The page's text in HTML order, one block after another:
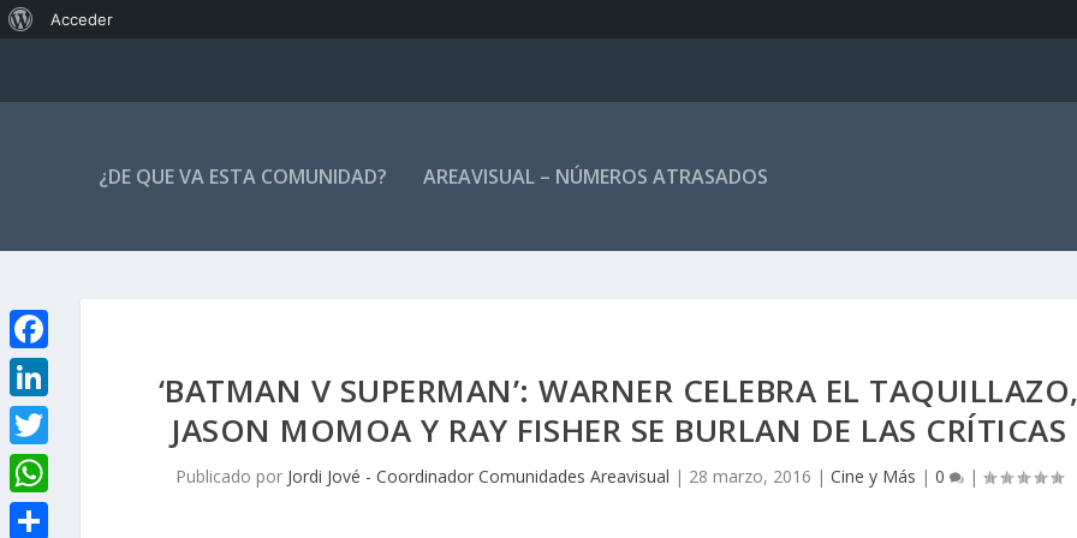
Acerca
Acceder
¿DE QUE VA ESTA COMUNIDAD? AREAVISUAL – NÚMEROS ATRASADOS
‘BATMAN V SUPERMAN’: WARNER CELEBRA EL
JASON MOMOA Y RAY FISHER SE BURLAN DE LAS CRÍTICAS
Publicado por Jordi Jové - Coordinador Comunidades Areavisual | 28 marzo, 2016 | Cine y Más | 0 |
F
a
c
e
b
L
i
n
T
w
W